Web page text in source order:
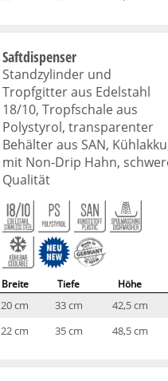
Saftdispenser
Standzylinder und
Tropfgitter aus Edelstahl
18/10, Tropfschale aus
Polystyrol, transparenter
Behälter aus SAN,
mit Non-Drip Hahn,
Qualität
Breite Tiefe Höhe
20 cm 33 cm
42,5 cm
22 cm 35 cm 48,5 cm